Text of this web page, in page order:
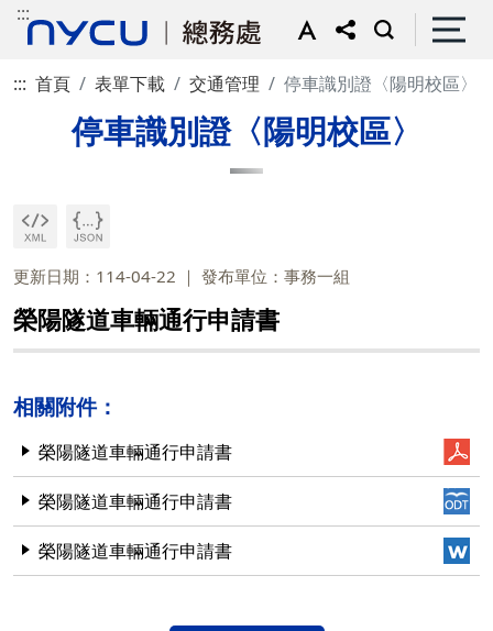
:::
::: 首頁 表單下載 交通管理 停車識別證〈陽明校區〉
停車識別證〈陽明校區〉
更新日期：114-04-22 發布單位：事務一組
榮陽隧道車輛通行申請書
相關附件：
榮陽隧道車輛通行申請書
榮陽隧道車輛通行申請書
榮陽隧道車輛通行申請書